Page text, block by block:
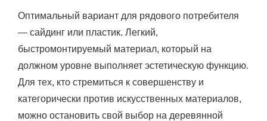
Оптимальный вариант для рядового потребителя
— сайдинг или пластик. Легкий,
быстромонтируемый материал, который на
должном уровне выполняет эстетическую функцию.
Для тех, кто стремиться к совершенству и
категорически против искусственных материалов,
можно остановить свой выбор на деревянной